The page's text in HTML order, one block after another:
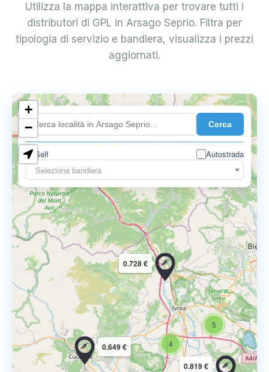
Utilizza la mappa interattiva per trovare tutti i
distributori di GPL in Arsago Seprio. Filtra per
tipologia di servizio e bandiera, visualizza i prezzi
aggiornati.
Cerca
Self
Autostrada
Seleziona bandiera
4
5
0.819 €
0.649 €
0.728 €
0.899 €
+
−